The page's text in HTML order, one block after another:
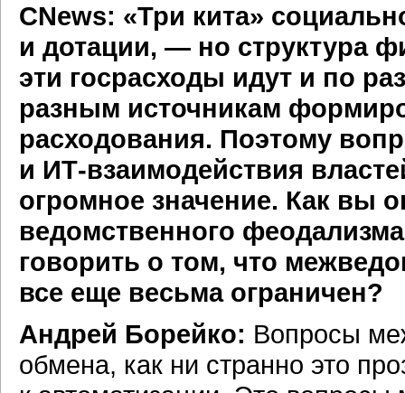
CNews: «Три кита»
и дотации, — но структура
эти госрасходы идут и по
разным источникам
расходования. Поэтому
и ИТ-взаимодействия
огромное значение. Как вы
ведомственного
говорить о том, что
все еще весьма ограничен?
Андрей Борейко: Вопросы
обмена, как ни странно это